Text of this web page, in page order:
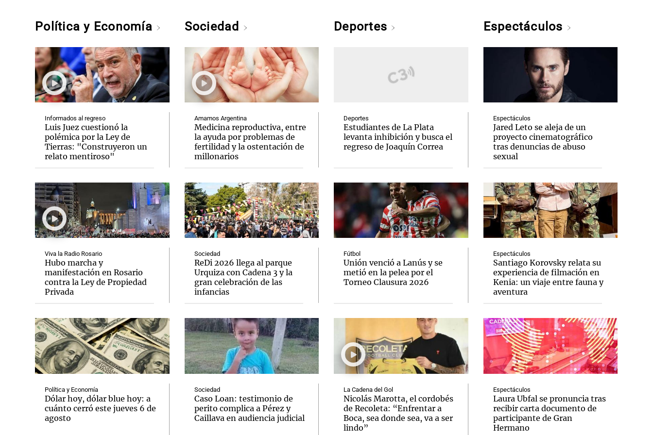
Política y Economía
Informados al regreso
Luis Juez cuestionó la
polémica por la Ley de
Tierras: "Construyeron un
relato mentiroso"
Viva la Radio Rosario
Hubo marcha y
manifestación en Rosario
contra la Ley de Propiedad
Privada
Política y Economía
Dólar hoy, dólar blue hoy: a
cuánto cerró este jueves 6 de
agosto
Sociedad
Amamos Argentina
Medicina reproductiva, entre
la ayuda por problemas de
fertilidad y la ostentación de
millonarios
Sociedad
ReDi 2026 llega al parque
Urquiza con Cadena 3 y la
gran celebración de las
infancias
Sociedad
Caso Loan: testimonio de
perito complica a Pérez y
Caillava en audiencia judicial
Deportes
Deportes
Estudiantes de La Plata
levanta inhibición y busca el
regreso de Joaquín Correa
Fútbol
Unión venció a Lanús y se
metió en la pelea por el
Torneo Clausura 2026
La Cadena del Gol
Nicolás Marotta, el cordobés
de Recoleta: “Enfrentar a
Boca, sea donde sea, va a ser
lindo”
Espectáculos
Espectáculos
Jared Leto se aleja de un
proyecto cinematográfico
tras denuncias de abuso
sexual
Espectáculos
Santiago Korovsky relata su
experiencia de filmación en
Kenia: un viaje entre fauna y
aventura
Espectáculos
Laura Ubfal se pronuncia tras
recibir carta documento de
participante de Gran
Hermano
Notas Notas
El huracán de Arequito
Notas
Cadena 3 en Groenlandia
Notas